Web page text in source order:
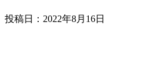
投稿日： 2022年8月16日